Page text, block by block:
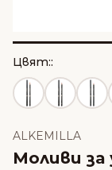
ALKEMILLA
Моливи за
Цвят::